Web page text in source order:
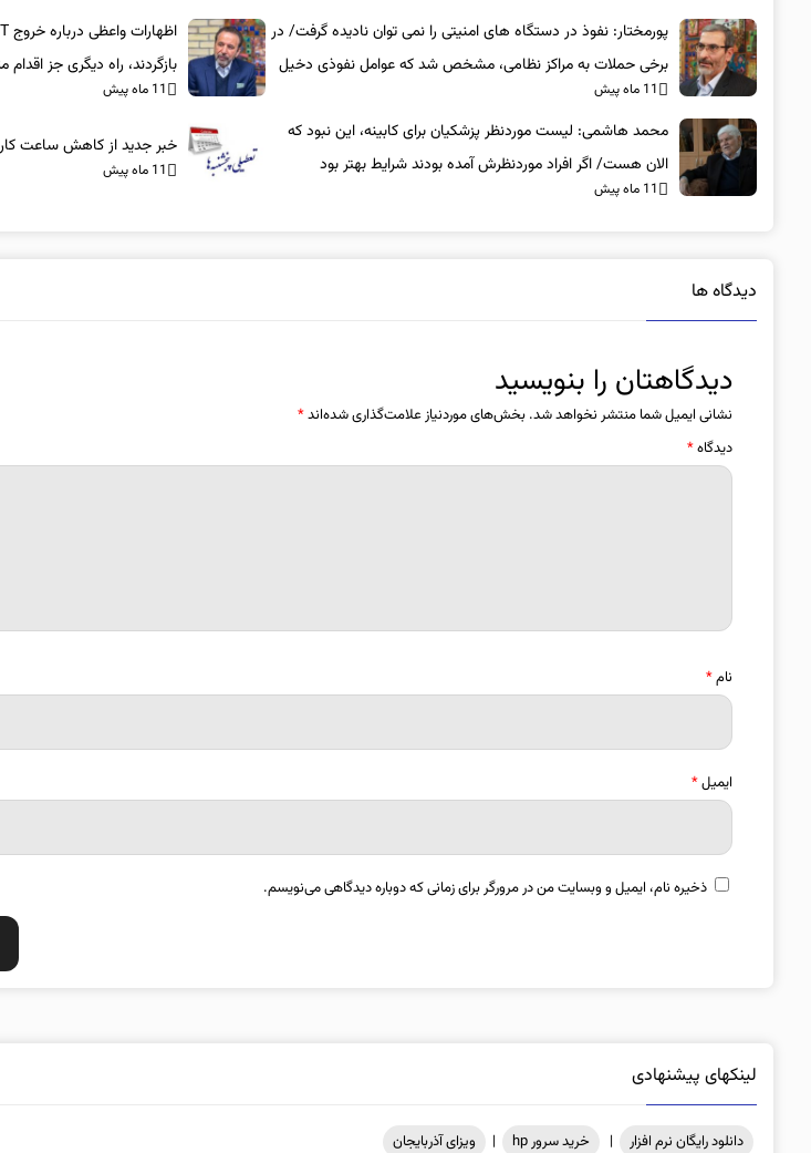
پورمختار: نفوذ در دستگاه های امنیتی را نمی توان نادیده گرفت/ در
برخی حملات به مراکز نظامی، مشخص شد که عوامل نفوذی دخیل
بوده‌اند
11 ماه پیش
بازگردند، راه دیگری جز اقدام
11 ماه پیش
محمد هاشمی: لیست موردنظر پزشکیان برای کابینه، این نبود که
الان هست/ اگر افراد موردنظرش آمده بودند شرایط بهتر بود
11 ماه پیش
خبر جدید از کاهش ساعت
11 ماه پیش
دیدگاه ها
دیدگاهتان را بنویسید
نشانی ایمیل شما منتشر نخواهد شد. بخش‌های موردنیاز علامت‌گذاری شده‌اند*
دیدگاه*
نام*
ایمیل*
ذخیره نام، ایمیل و وبسایت من در مرورگر برای زمانی که دوباره دیدگاهی می‌نویسم.
لینکهای پیشنهادی
دانلود رایگان نرم افزار | خرید سرور hp | ویزای آذربایجان